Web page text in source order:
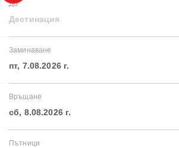
До
Дестинация
Заминаване
пт, 7.08.2026 г.
Връщане
сб, 8.08.2026 г.
Пътници